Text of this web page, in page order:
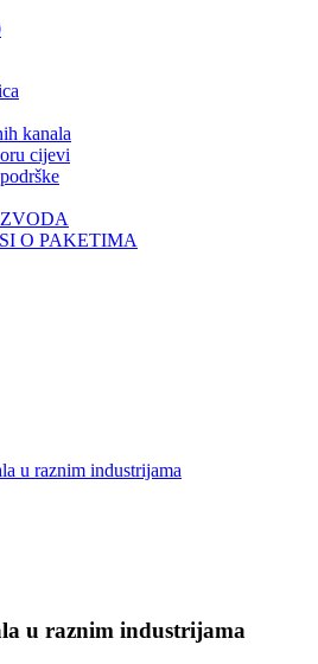
kanala
cijevi
O PAKETIMA
u raznim industrijama
u raznim industrijama